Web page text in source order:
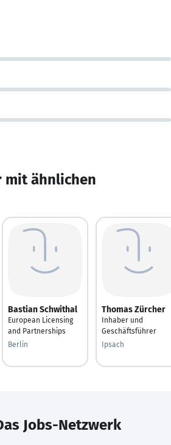
mit ähnlichen
Bastian Schwithal
European Licensing
and Partnerships
Berlin
Thomas Zürcher
Inhaber und
Geschäftsführer
Ipsach
Jobs-Netzwerk